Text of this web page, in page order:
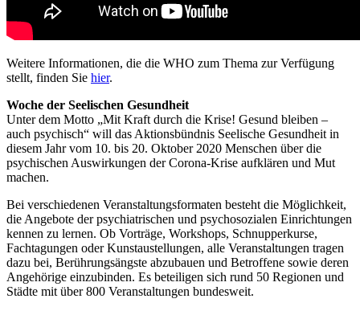
Weitere Informationen, die die WHO zum Thema zur Verfügung
stellt, finden Sie hier.
Woche der Seelischen Gesundheit
Unter dem Motto „Mit Kraft durch die Krise! Gesund bleiben –
auch psychisch“ will das Aktionsbündnis Seelische Gesundheit in
diesem Jahr vom 10. bis 20. Oktober 2020 Menschen über die
psychischen Auswirkungen der Corona-Krise aufklären und Mut
machen.
Bei verschiedenen Veranstaltungsformaten besteht die Möglichkeit,
die Angebote der psychiatrischen und psychosozialen Einrichtungen
kennen zu lernen. Ob Vorträge, Workshops, Schnupperkurse,
Fachtagungen oder Kunstaustellungen, alle Veranstaltungen tragen
dazu bei, Berührungsängste abzubauen und Betroffene sowie deren
Angehörige einzubinden. Es beteiligen sich rund 50 Regionen und
Städte mit über 800 Veranstaltungen bundesweit.